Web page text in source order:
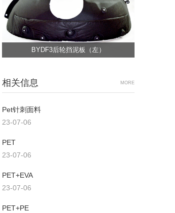
BYDF3后轮挡泥板（左）
相关信息 MORE
Pet针刺面料
23-07-06
PET
23-07-06
PET+EVA
23-07-06
PET+PE